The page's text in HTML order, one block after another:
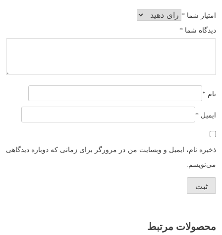
امتیاز شما *
دیدگاه شما *
نام *
ایمیل *
ذخیره نام، ایمیل و وبسایت من در مرورگر برای زمانی که دوباره دیدگاهی
می‌نویسم.
محصولات مرتبط